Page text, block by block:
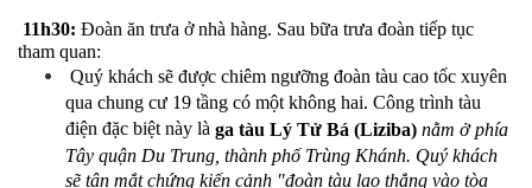
11h30: Đoàn ăn trưa ở nhà hàng. Sau bữa trưa đoàn tiếp tục
tham quan:
Quý khách sẽ được chiêm ngưỡng đoàn tàu cao tốc xuyên
qua chung cư 19 tầng có một không hai. Công trình tàu
điện đặc biệt này là ga tàu Lý Tử Bá (Liziba) nằm ở phía
Tây quận Du Trung, thành phố Trùng Khánh. Quý khách
sẽ tận mắt chứng kiến cảnh "đoàn tàu lao thẳng vào tòa